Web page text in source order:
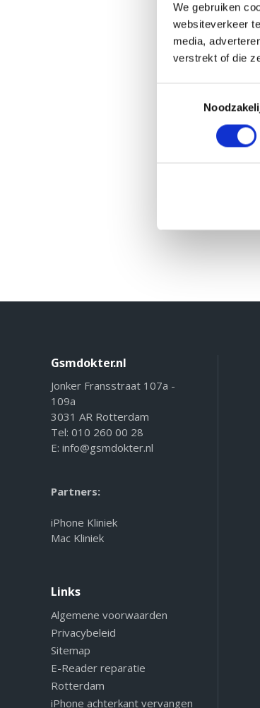
We gebruiken
websiteverkeer
media,
verstrekt of die
Gsmdokter.nl
Jonker Fransstraat 107a -
109a
3031 AR Rotterdam
Tel: 010 260 00 28
E: info@gsmdokter.nl
Partners:
iPhone Kliniek
Mac Kliniek
Links
Algemene voorwaarden
Privacybeleid
Sitemap
E-Reader reparatie
Rotterdam
iPhone achterkant vervangen